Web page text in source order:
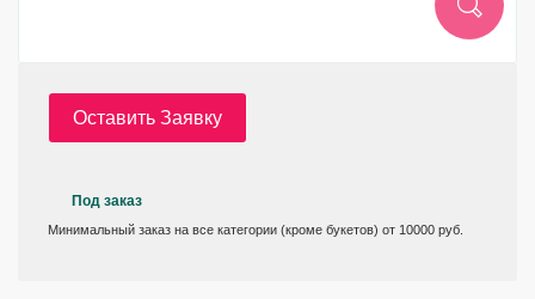
Оставить Заявку
Под заказ
Минимальный заказ на все категории (кроме букетов) от 10000 руб.